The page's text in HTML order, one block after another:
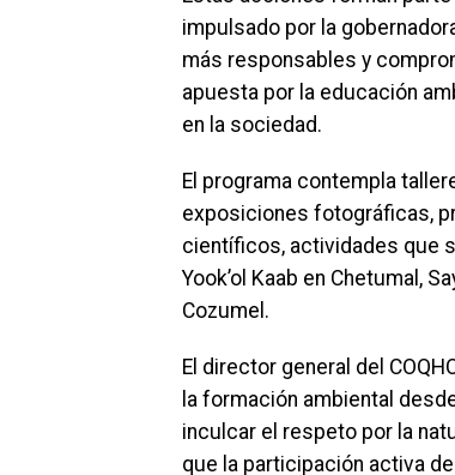
impulsado por la
más responsables y
apuesta por la educación
en la sociedad.
El programa contempla
exposiciones fotográficas,
científicos, actividades que
Yook’ol Kaab en Chetumal,
Cozumel.
El director general del
la formación ambiental
inculcar el respeto por la
que la participación activa